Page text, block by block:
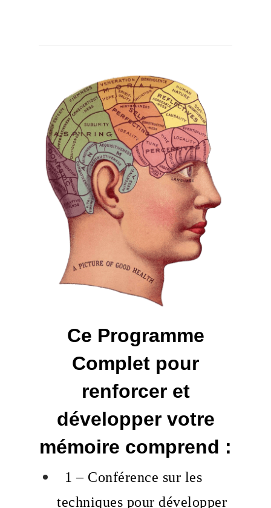
Ce Programme
Complet pour
renforcer et
développer votre
mémoire comprend :
1 – Conférence sur les
techniques pour développer